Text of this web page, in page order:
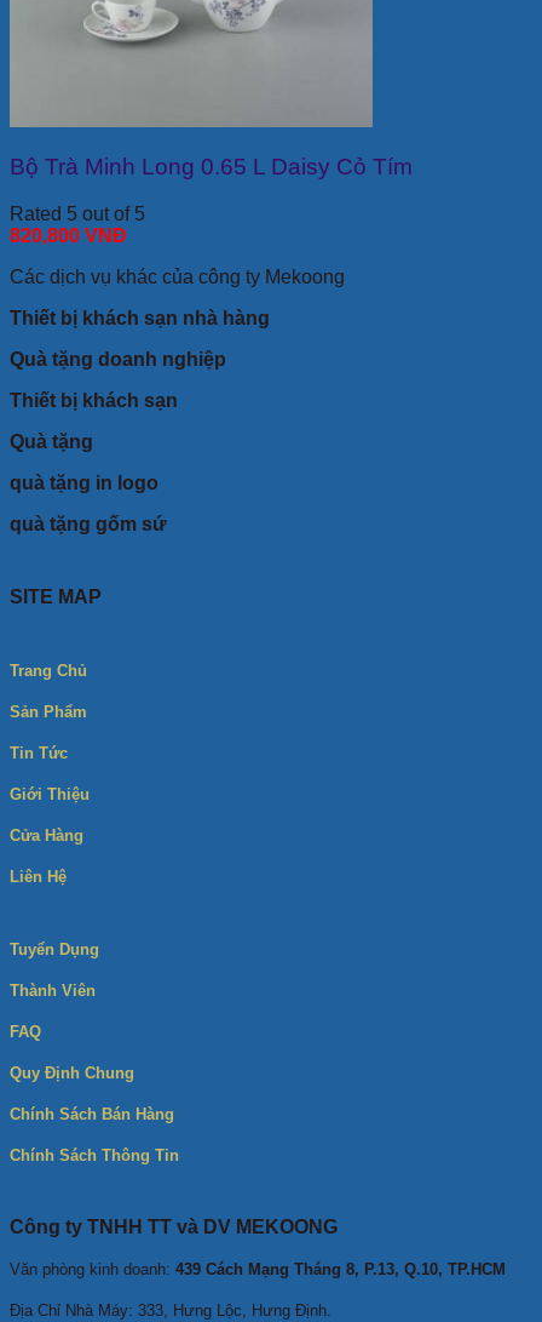
Bộ Trà Minh Long 0.65 L Daisy Cỏ Tím
Rated 5 out of 5
820,800 VNĐ
Các dịch vụ khác của công ty Mekoong
Thiết bị khách sạn nhà hàng
Quà tặng doanh nghiệp
Thiết bị khách sạn
Quà tặng
quà tặng in logo
quà tặng gốm sứ
SITE MAP
Trang Chủ
Sản Phẩm
Tin Tức
Giới Thiệu
Cửa Hàng
Liên Hệ
Tuyển Dụng
Thành Viên
FAQ
Quy Định Chung
Chính Sách Bán Hàng
Chính Sách Thông Tin
Công ty TNHH TT và DV MEKOONG
Văn phòng kinh doanh: 439 Cách Mạng Tháng 8, P.13, Q.10, TP.HCM
Địa Chỉ Nhà Máy: 333, Hưng Lộc, Hưng Định.